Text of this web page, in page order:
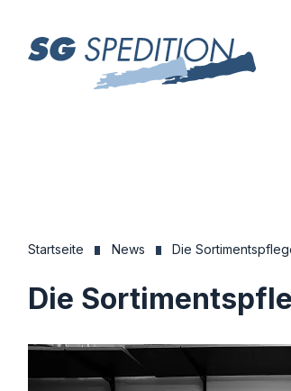
Startseite News Die
Die